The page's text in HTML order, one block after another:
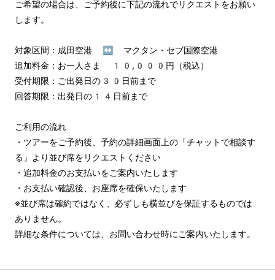
ご希望の場合は、ご予約後に下記の流れでリクエストをお願い
します。
対象区間：成田空港 ↔︎ マクタン・セブ国際空港
追加料金：お一人さま 10,000円（税込）
受付期限：ご出発日の30日前まで
回答期限：出発日の14日前まで
ご利用の流れ
・ツアーをご予約後、予約の詳細画面上の「チャットで相談す
る」より並び席をリクエストください
・追加料金のお支払いをご案内いたします
・お支払い確認後、お座席を確保いたします
※並び席は確約ではなく、必ずしも横並びを保証するものでは
ありません。
詳細な条件については、お問い合わせ時にご案内いたします。